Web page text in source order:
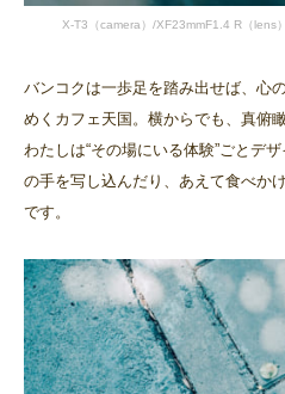
X-T3（camera）/XF23mmF1.4 R（lens
バンコクは一歩足を踏み出せば、心
めくカフェ天国。横からでも、真俯瞰
わたしは“その場にいる体験”ごとデ
の手を写し込んだり、あえて食べか
です。